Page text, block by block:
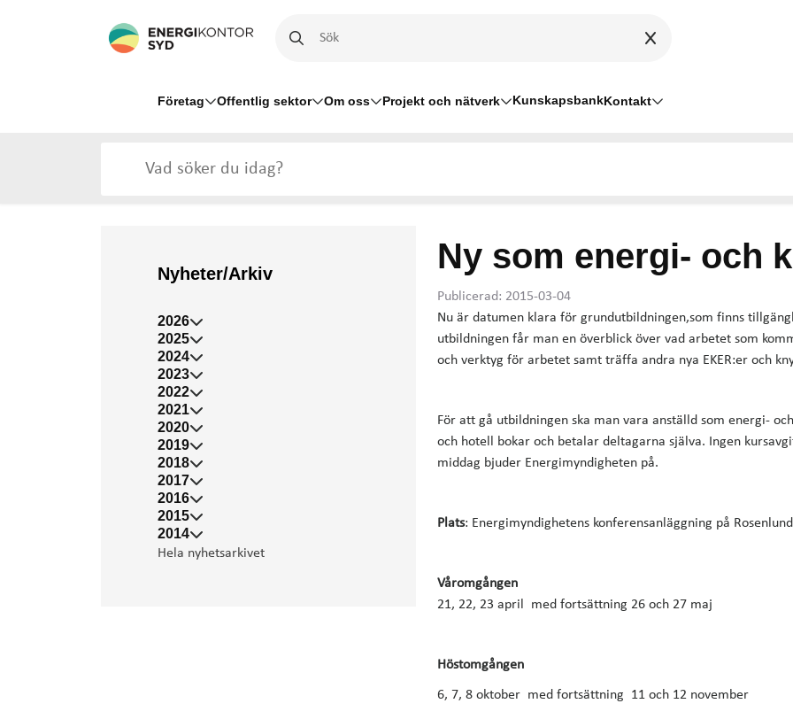
Företag Offentlig sektor Om oss Projekt och nätverk KunskapsbankKontakt
Ny som energi- och
Publicerad: 2015-03-04
Nu är datumen klara för grundutbildningen,som finns
utbildningen får man en överblick över vad arbetet som
och verktyg för arbetet samt träffa andra nya EKER:er och
För att gå utbildningen ska man vara anställd som energi-
och hotell bokar och betalar deltagarna själva. Ingen
middag bjuder Energimyndigheten på.
Plats: Energimyndighetens konferensanläggning på
Våromgången
21, 22, 23 april med fortsättning 26 och 27 maj
Höstomgången
6, 7, 8 oktober med fortsättning 11 och 12 november
Nyheter/Arkiv
2026
2025
2024
2023
2022
2021
2020
2019
2018
2017
2016
2015
2014
Hela nyhetsarkivet